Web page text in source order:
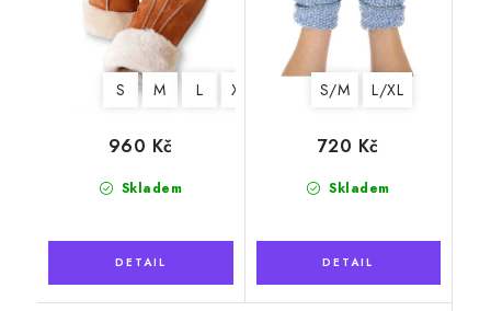
S M L XL
Skladem
960 Kč
S/M L/XL
Skladem
720 Kč